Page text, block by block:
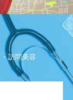
訪問美容